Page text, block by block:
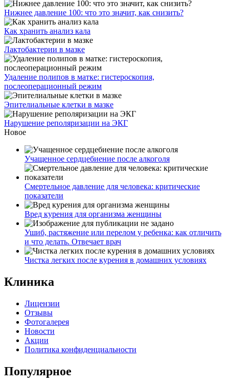
Нижнее давление 100: что это значит, как снизить?
Как хранить анализ кала
Лактобактерии в мазке
Удаление полипов в матке: гистероскопия,
послеоперационный режим
Эпителиальные клетки в мазке
Нарушение реполяризации на ЭКГ
Новое
Учащенное сердцебиение после алкоголя
Смертельное давление для человека: критические
показатели
Вред курения для организма женщины
Ушиб, растяжение или перелом у ребенка: как отличить
и что делать. Отвечает врач
Чистка легких после курения в домашних условиях
Клиника
Лицензии
Отзывы
Фотогалерея
Новости
Акции
Политика конфиденциальности
Популярное